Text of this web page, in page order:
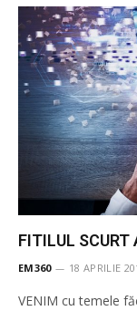
FITILUL SCURT
EM360 18 APRILIE
VENIM cu temele